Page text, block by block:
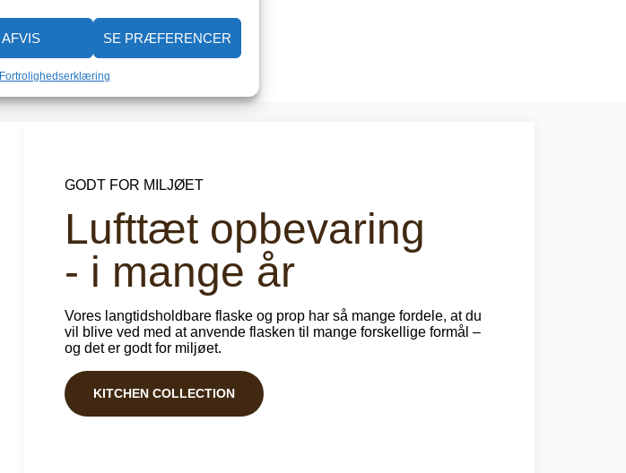
AFVIS SE PRÆFERENCER
Fortrolighedserklæring
GODT FOR MILJØET
Lufttæt opbevaring
- i mange år
Vores langtidsholdbare flaske og prop har så mange fordele, at du
vil blive ved med at anvende flasken til mange forskellige formål –
og det er godt for miljøet.
KITCHEN COLLECTION